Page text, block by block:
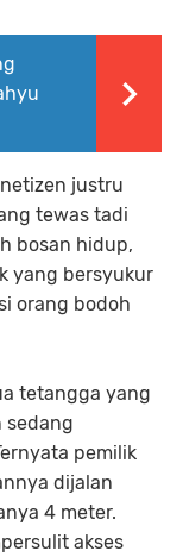
justru
tewas tadi
bosan hidup,
yang bersyukur
orang bodoh
tetangga yang
sedang
pemilik
dijalan
4 meter.
akses